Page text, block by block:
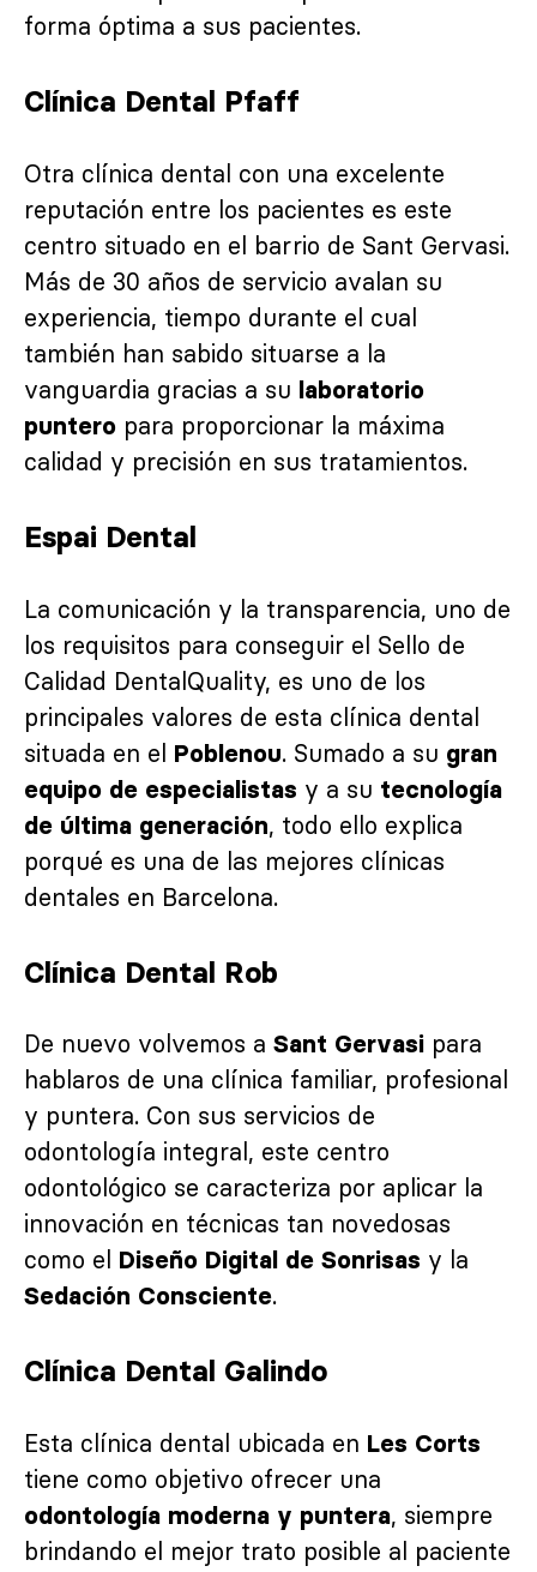
forma óptima a sus pacientes.
Clínica Dental Pfaff
Otra clínica dental con una excelente
reputación entre los pacientes es este
centro situado en el barrio de Sant Gervasi.
Más de 30 años de servicio avalan su
experiencia, tiempo durante el cual
también han sabido situarse a la
vanguardia gracias a su laboratorio
puntero para proporcionar la máxima
calidad y precisión en sus tratamientos.
Espai Dental
La comunicación y la transparencia, uno de
los requisitos para conseguir el Sello de
Calidad DentalQuality, es uno de los
principales valores de esta clínica dental
situada en el Poblenou. Sumado a su gran
equipo de especialistas y a su tecnología
de última generación, todo ello explica
porqué es una de las mejores clínicas
dentales en Barcelona.
Clínica Dental Rob
De nuevo volvemos a Sant Gervasi para
hablaros de una clínica familiar, profesional
y puntera. Con sus servicios de
odontología integral, este centro
odontológico se caracteriza por aplicar la
innovación en técnicas tan novedosas
como el Diseño Digital de Sonrisas y la
Sedación Consciente.
Clínica Dental Galindo
Esta clínica dental ubicada en Les Corts
tiene como objetivo ofrecer una
odontología moderna y puntera, siempre
brindando el mejor trato posible al paciente